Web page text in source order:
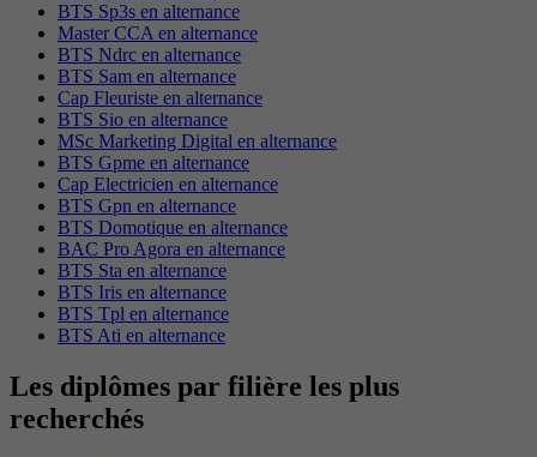
BTS Sp3s en alternance
Master CCA en alternance
BTS Ndrc en alternance
BTS Sam en alternance
Cap Fleuriste en alternance
BTS Sio en alternance
MSc Marketing Digital en alternance
BTS Gpme en alternance
Cap Electricien en alternance
BTS Gpn en alternance
BTS Domotique en alternance
BAC Pro Agora en alternance
BTS Sta en alternance
BTS Iris en alternance
BTS Tpl en alternance
BTS Ati en alternance
Les diplômes par filière les plus
recherchés